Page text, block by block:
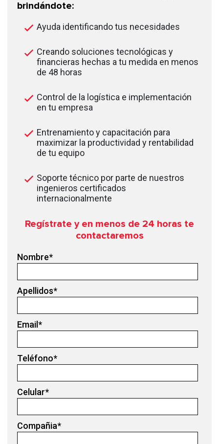
brindándote:
Ayuda identificando tus necesidades
Creando soluciones tecnológicas y
financieras hechas a tu medida en menos
de 48 horas
Control de la logística e implementación
en tu empresa
Entrenamiento y capacitación para
maximizar la productividad y rentabilidad
de tu equipo
Soporte técnico por parte de nuestros
ingenieros certificados
internacionalmente
Regístrate y en menos de 24 horas te
contactaremos
Nombre*
Apellidos*
Email*
Teléfono*
Celular*
Compañia*